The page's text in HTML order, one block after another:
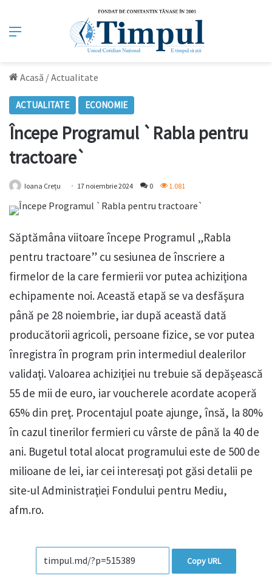
Meniu
Acasă /Actualitate
ACTUALITATE ECONOMIE
Începe Programul `Rabla pentru
tractoare`
Ioana Crețu 17 noiembrie 2024 0 1.081
Săptămâna viitoare începe Programul „Rabla
pentru tractoare” cu sesiunea de înscriere a
firmelor de la care fermierii vor putea achiziţiona
echipamente noi. Această etapă se va desfăşura
până pe 28 noiembrie, iar după această dată
producătorii agricoli, persoane fizice, se vor putea
înregistra în program prin intermediul dealerilor
validaţi. Valoarea achiziţiei nu trebuie să depăşească
55 de mii de euro, iar voucherele acordate acoperă
65% din preţ. Procentajul poate ajunge, însă, la 80%
în cazul tinerilor fermieri cu vârste de până la 40 de
ani. Bugetul total alocat programului este de 500 de
milioane de lei, iar cei interesaţi pot găsi detalii pe
site-ul Administraţiei Fondului pentru Mediu,
afm.ro.
Copy URL